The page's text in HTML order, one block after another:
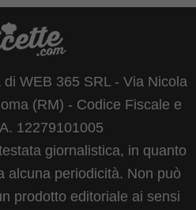
WEB 365 SRL - Via Nicola
(RM) - Codice Fiscale e
12279101005
giornalistica, in quanto
alcuna periodicità. Non può
prodotto editoriale ai sensi